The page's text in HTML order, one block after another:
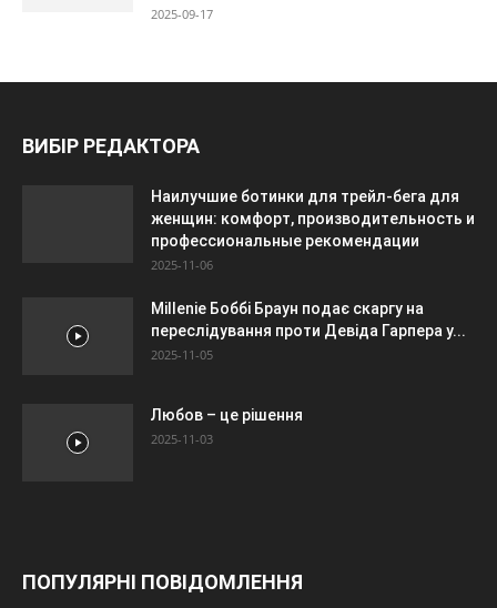
2025-09-17
ВИБІР РЕДАКТОРА
Наилучшие ботинки для трейл-бега для
женщин: комфорт, производительность и
профессиональные рекомендации
2025-11-06
Millenie Боббі Браун подає скаргу на
переслідування проти Девіда Гарпера у...
2025-11-05
Любов – це рішення
2025-11-03
ПОПУЛЯРНІ ПОВІДОМЛЕННЯ